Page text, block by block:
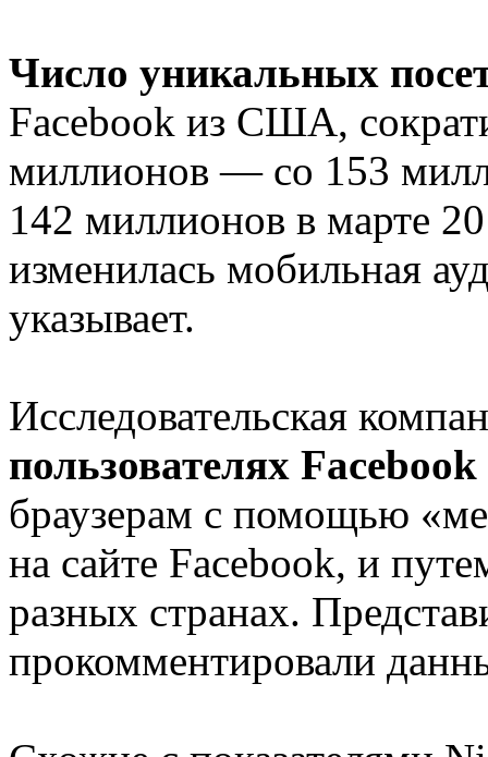
Число уникальных
Facebook из США,
миллионов — со 153
142 миллионов в марте
изменилась мобильная
указывает.
Исследовательская
пользователях Facebook
браузерам с помощью
на сайте Facebook, и
разных странах.
прокомментировали